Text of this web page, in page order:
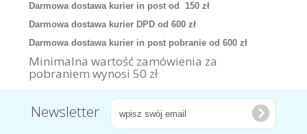
Darmowa dostawa kurier in post od 150 zł
Darmowa dostawa kurier DPD od 600 zł
Darmowa dostawa kurier in post pobranie od 600 zł
Minimalna wartość zamówienia za
pobraniem wynosi 50 zł
Newsletter